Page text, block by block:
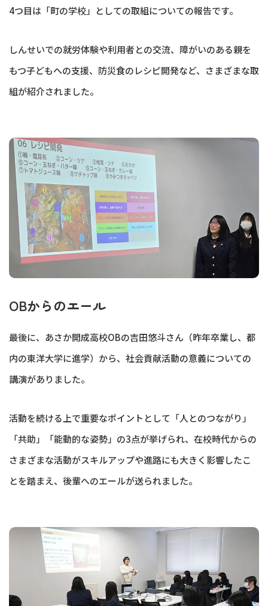
4つ目は「町の学校」としての取組についての報告です。
しんせいでの就労体験や利用者との交流、障がいのある親を
もつ子どもへの支援、防災食のレシピ開発など、さまざまな取
組が紹介されました。
OBからのエール
最後に、あさか開成高校OBの吉田悠斗さん（昨年卒業し、都
内の東洋大学に進学）から、社会貢献活動の意義についての
講演がありました。
活動を続ける上で重要なポイントとして「人とのつながり」
「共助」「能動的な姿勢」の3点が挙げられ、在校時代からの
さまざまな活動がスキルアップや進路にも大きく影響したこ
とを踏まえ、後輩へのエールが送られました。